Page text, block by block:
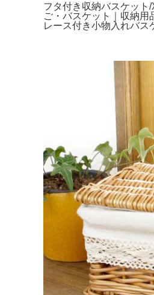
フタ付き収納バスケット
ご・バスケット｜収納
レース付き小物入れバス